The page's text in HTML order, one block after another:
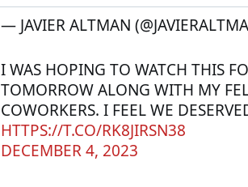
I WAS HOPING TO WATCH THIS
TOMORROW ALONG WITH MY
HTTPS://T.CO/RK8JIRSN38
— JAVIER ALTMAN
DECEMBER 4, 2023